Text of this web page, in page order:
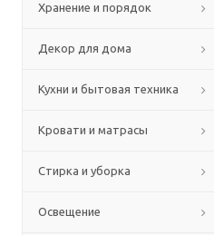
Хранение и порядок
Декор для дома
Кухни и бытовая техника
Кровати и матрасы
Стирка и уборка
Освещение